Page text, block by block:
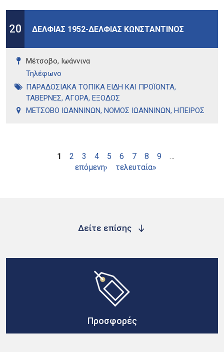
20 ΔΕΛΦΙΑΣ 1952-ΔΕΛΦΙΑΣ ΚΩΝΣΤΑΝΤΙΝΟΣ
Μέτσοβο, Ιωάννινα
Τηλέφωνo
ΠΑΡΑΔΟΣΙΑΚΑ ΤΟΠΙΚΑ ΕΙΔΗ ΚΑΙ ΠΡΟΪΟΝΤΑ,
ΤΑΒΕΡΝΕΣ, ΑΓΟΡΑ, ΕΞΟΔΟΣ
ΜΕΤΣΟΒΟ ΙΩΑΝΝΙΝΩΝ, ΝΟΜΟΣ ΙΩΑΝΝΙΝΩΝ, ΗΠΕΙΡΟΣ
1 2 3 4 5 6 7 8 9
…
επόμενη›
τελευταία»
Δείτε επίσης
Προσφορές